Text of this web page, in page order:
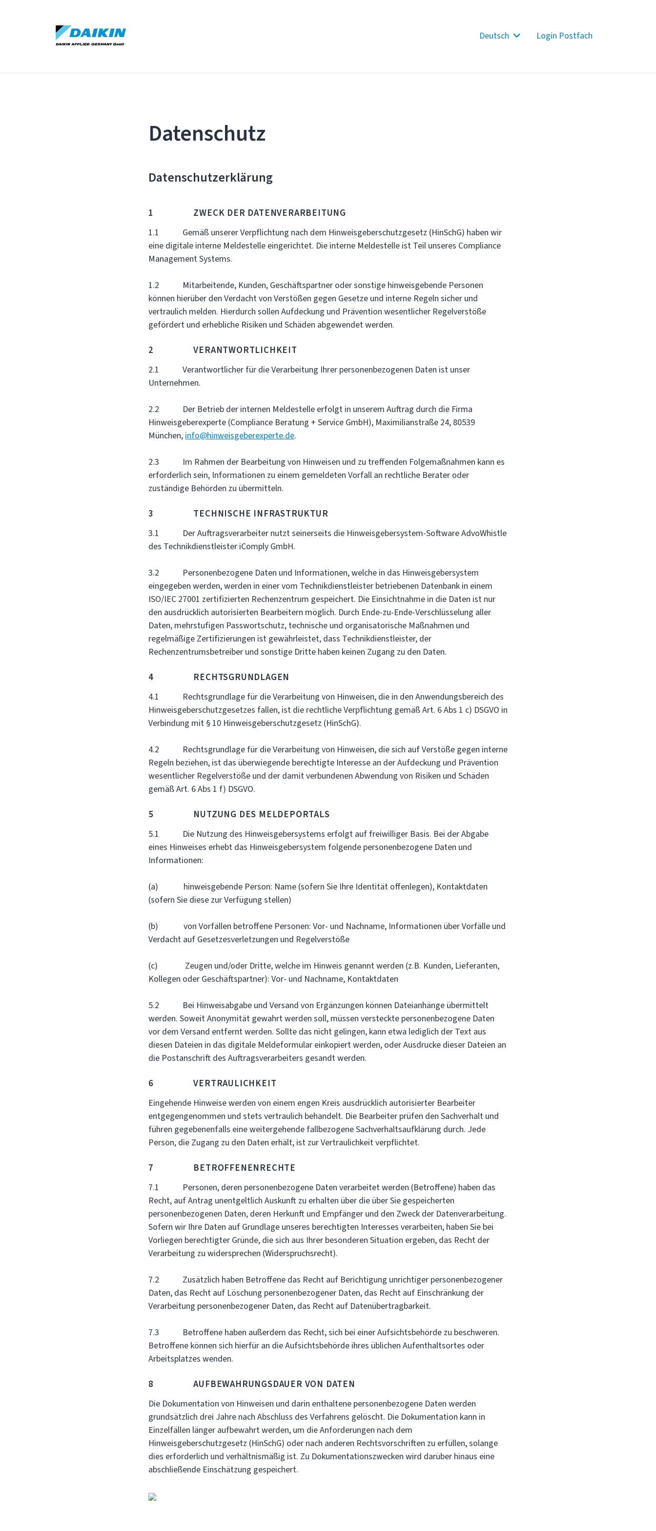
Deutsch Login Postfach
Datenschutz
Datenschutzerklärung
1 ZWECK DER DATENVERARBEITUNG
1.1 Gemäß unserer Verpflichtung nach dem Hinweisgeberschutzgesetz (HinSchG) haben wir
eine digitale interne Meldestelle eingerichtet. Die interne Meldestelle ist Teil unseres Compliance
Management Systems.
1.2 Mitarbeitende, Kunden, Geschäftspartner oder sonstige hinweisgebende Personen
können hierüber den Verdacht von Verstößen gegen Gesetze und interne Regeln sicher und
vertraulich melden. Hierdurch sollen Aufdeckung und Prävention wesentlicher Regelverstöße
gefördert und erhebliche Risiken und Schäden abgewendet werden.
2 VERANTWORTLICHKEIT
2.1 Verantwortlicher für die Verarbeitung Ihrer personenbezogenen Daten ist unser
Unternehmen.
2.2 Der Betrieb der internen Meldestelle erfolgt in unserem Auftrag durch die Firma
Hinweisgeberexperte (Compliance Beratung + Service GmbH), Maximilianstraße 24, 80539
München, info@hinweisgeberexperte.de.
2.3 Im Rahmen der Bearbeitung von Hinweisen und zu treffenden Folgemaßnahmen kann es
erforderlich sein, Informationen zu einem gemeldeten Vorfall an rechtliche Berater oder
zuständige Behörden zu übermitteln.
3 TECHNISCHE INFRASTRUKTUR
3.1 Der Auftragsverarbeiter nutzt seinerseits die Hinweisgebersystem-Software AdvoWhistle
des Technikdienstleister iComply GmbH.
3.2 Personenbezogene Daten und Informationen, welche in das Hinweisgebersystem
eingegeben werden, werden in einer vom Technikdienstleister betriebenen Datenbank in einem
ISO/IEC 27001 zertifizierten Rechenzentrum gespeichert. Die Einsichtnahme in die Daten ist nur
den ausdrücklich autorisierten Bearbeitern möglich. Durch Ende-zu-Ende-Verschlüsselung aller
Daten, mehrstufigen Passwortschutz, technische und organisatorische Maßnahmen und
regelmäßige Zertifizierungen ist gewährleistet, dass Technikdienstleister, der
Rechenzentrumsbetreiber und sonstige Dritte haben keinen Zugang zu den Daten.
4 RECHTSGRUNDLAGEN
4.1 Rechtsgrundlage für die Verarbeitung von Hinweisen, die in den Anwendungsbereich des
Hinweisgeberschutzgesetzes fallen, ist die rechtliche Verpflichtung gemäß Art. 6 Abs 1 c) DSGVO in
Verbindung mit § 10 Hinweisgeberschutzgesetz (HinSchG).
4.2 Rechtsgrundlage für die Verarbeitung von Hinweisen, die sich auf Verstöße gegen interne
Regeln beziehen, ist das überwiegende berechtigte Interesse an der Aufdeckung und Prävention
wesentlicher Regelverstöße und der damit verbundenen Abwendung von Risiken und Schäden
gemäß Art. 6 Abs 1 f) DSGVO.
5 NUTZUNG DES MELDEPORTALS
5.1 Die Nutzung des Hinweisgebersystems erfolgt auf freiwilliger Basis. Bei der Abgabe
eines Hinweises erhebt das Hinweisgebersystem folgende personenbezogene Daten und
Informationen:
(a) hinweisgebende Person: Name (sofern Sie Ihre Identität offenlegen), Kontaktdaten
(sofern Sie diese zur Verfügung stellen)
(b) von Vorfällen betroffene Personen: Vor- und Nachname, Informationen über Vorfälle und
Verdacht auf Gesetzesverletzungen und Regelverstöße
(c) Zeugen und/oder Dritte, welche im Hinweis genannt werden (z.B. Kunden, Lieferanten,
Kollegen oder Geschäftspartner): Vor- und Nachname, Kontaktdaten
5.2 Bei Hinweisabgabe und Versand von Ergänzungen können Dateianhänge übermittelt
werden. Soweit Anonymität gewahrt werden soll, müssen versteckte personenbezogene Daten
vor dem Versand entfernt werden. Sollte das nicht gelingen, kann etwa lediglich der Text aus
diesen Dateien in das digitale Meldeformular einkopiert werden, oder Ausdrucke dieser Dateien an
die Postanschrift des Auftragsverarbeiters gesandt werden.
6 VERTRAULICHKEIT
Eingehende Hinweise werden von einem engen Kreis ausdrücklich autorisierter Bearbeiter
entgegengenommen und stets vertraulich behandelt. Die Bearbeiter prüfen den Sachverhalt und
führen gegebenenfalls eine weitergehende fallbezogene Sachverhaltsaufklärung durch. Jede
Person, die Zugang zu den Daten erhält, ist zur Vertraulichkeit verpflichtet.
7 BETROFFENENRECHTE
7.1 Personen, deren personenbezogene Daten verarbeitet werden (Betroffene) haben das
Recht, auf Antrag unentgeltlich Auskunft zu erhalten über die über Sie gespeicherten
personenbezogenen Daten, deren Herkunft und Empfänger und den Zweck der Datenverarbeitung.
Sofern wir Ihre Daten auf Grundlage unseres berechtigten Interesses verarbeiten, haben Sie bei
Vorliegen berechtigter Gründe, die sich aus Ihrer besonderen Situation ergeben, das Recht der
Verarbeitung zu widersprechen (Widerspruchsrecht).
7.2 Zusätzlich haben Betroffene das Recht auf Berichtigung unrichtiger personenbezogener
Daten, das Recht auf Löschung personenbezogener Daten, das Recht auf Einschränkung der
Verarbeitung personenbezogener Daten, das Recht auf Datenübertragbarkeit.
7.3 Betroffene haben außerdem das Recht, sich bei einer Aufsichtsbehörde zu beschweren.
Betroffene können sich hierfür an die Aufsichtsbehörde ihres üblichen Aufenthaltsortes oder
Arbeitsplatzes wenden.
8 AUFBEWAHRUNGSDAUER VON DATEN
Die Dokumentation von Hinweisen und darin enthaltene personenbezogene Daten werden
grundsätzlich drei Jahre nach Abschluss des Verfahrens gelöscht. Die Dokumentation kann in
Einzelfällen länger aufbewahrt werden, um die Anforderungen nach dem
Hinweisgeberschutzgesetz (HinSchG) oder nach anderen Rechtsvorschriften zu erfüllen, solange
dies erforderlich und verhältnismäßig ist. Zu Dokumentationszwecken wird darüber hinaus eine
abschließende Einschätzung gespeichert.